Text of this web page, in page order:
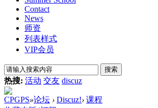
Contact
News
师资
列表样式
VIP会员
搜索
热搜: 活动 交友 discuz
CPGPS»论坛 › Discuz!› 课程